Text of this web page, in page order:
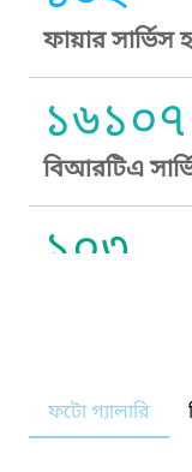
ফায়ার সার্ভিস
১৬১০৭
বিআরটিএ
১০৩
নারী ও শিশু
ফটো গ্যালারি